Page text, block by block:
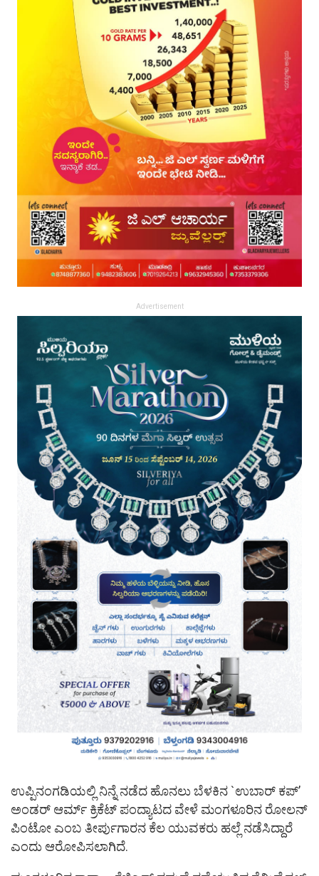
Advertisement
ಉಪ್ಪಿನಂಗಡಿಯಲ್ಲಿ ನಿನ್ನೆ ನಡೆದ ಹೊನಲು ಬೆಳಕಿನ `ಉಬಾರ್ ಕಪ್’
ಅಂಡರ್ ಆರ್ಮ್ ಕ್ರಿಕೆಟ್ ಪಂದ್ಯಾಟದ ವೇಳೆ ಮಂಗಳೂರಿನ ರೋಲನ್
ಪಿಂಟೋ ಎಂಬ ತೀರ್ಪುಗಾರನ ಕೆಲ ಯುವಕರು ಹಲ್ಲೆ ನಡೆಸಿದ್ದಾರೆ
ಎಂದು ಆರೋಪಿಸಲಾಗಿದೆ.